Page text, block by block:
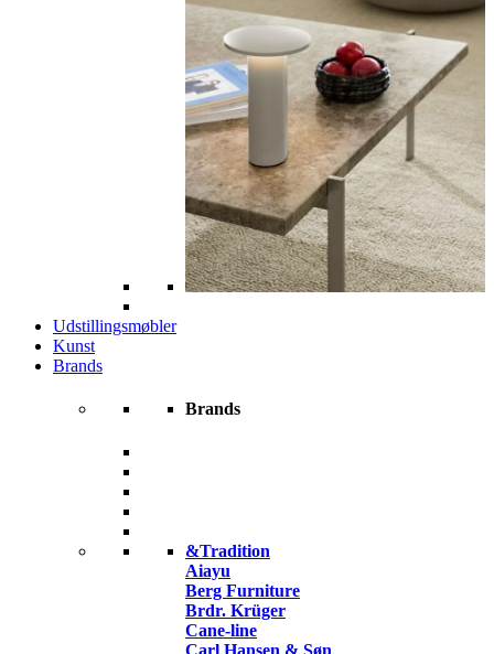
Udstillingsmøbler
Kunst
Brands
Brands
&Tradition
Aiayu
Berg Furniture
Brdr. Krüger
Cane-line
Carl Hansen & Søn